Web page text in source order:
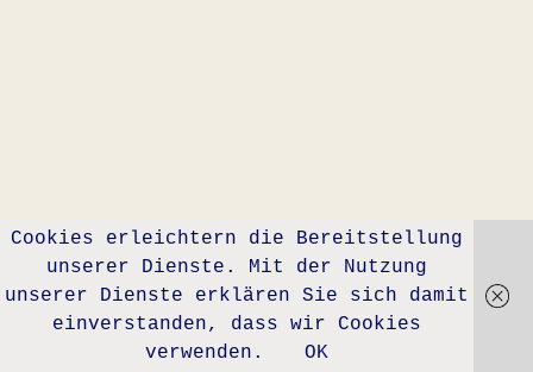
Cookies erleichtern die Bereitstellung
unserer Dienste. Mit der Nutzung
unserer Dienste erklären Sie sich damit
einverstanden, dass wir Cookies
verwenden.
OK